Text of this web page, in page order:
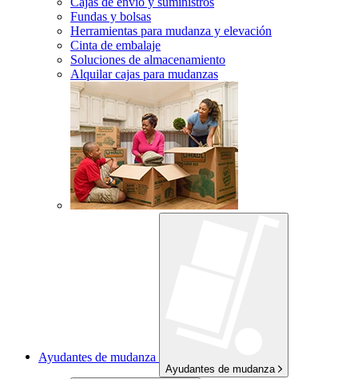
Fundas y bolsas
Herramientas para mudanza y elevación
Cinta de embalaje
Soluciones de almacenamiento
Alquilar cajas para mudanzas
Ayudantes de mudanza
Ayudantes de mudanza